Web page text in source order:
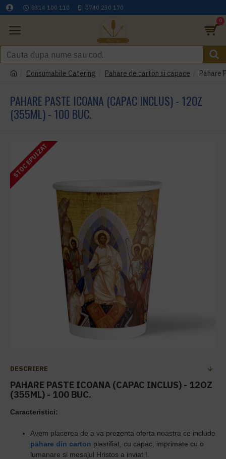
0314 100 110 0740 230 170
0
Consumabile Catering Pahare de carton si capace Pahare
PAHARE PASTE ICOANA (CAPAC INCLUS) - 12OZ
(355ML) - 100 BUC.
STOC EPUIZAT
DESCRIERE
PAHARE PASTE ICOANA (CAPAC INCLUS) - 12OZ
(355ML) - 100 BUC.
Caracteristici:
Avem placerea de a va prezenta oferta noastra ce include
pahare din carton plastifiat, cu capac, imprimate cu o
lumanare si mesajul Hristos a inviat !.